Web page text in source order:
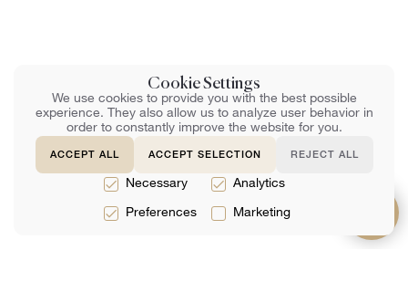
Cookie Settings
We use cookies to provide you with the best possible
experience. They also allow us to analyze user behavior in
order to constantly improve the website for you.
ACCEPT ALL ACCEPT SELECTION REJECT ALL
Necessary Analytics
Preferences Marketing